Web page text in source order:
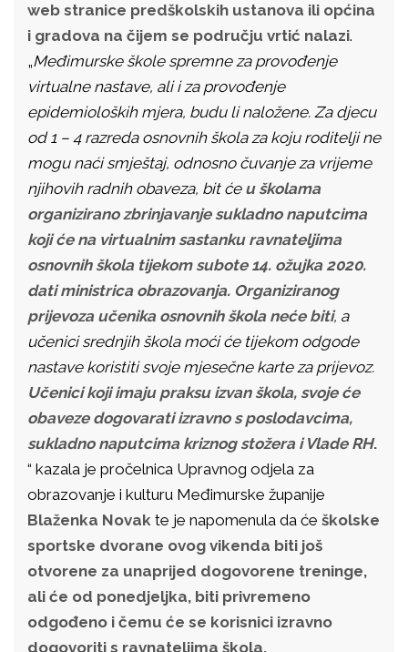
web stranice predškolskih ustanova ili općina
i gradova na čijem se području vrtić nalazi.
„Međimurske škole spremne za provođenje
virtualne nastave, ali i za provođenje
epidemioloških mjera, budu li naložene. Za djecu
od 1 – 4 razreda osnovnih škola za koju roditelji ne
mogu naći smještaj, odnosno čuvanje za vrijeme
njihovih radnih obaveza, bit će u školama
organizirano zbrinjavanje sukladno naputcima
koji će na virtualnim sastanku ravnateljima
osnovnih škola tijekom subote 14. ožujka 2020.
dati ministrica obrazovanja. Organiziranog
prijevoza učenika osnovnih škola neće biti, a
učenici srednjih škola moći će tijekom odgode
nastave koristiti svoje mjesečne karte za prijevoz.
Učenici koji imaju praksu izvan škola, svoje će
obaveze dogovarati izravno s poslodavcima,
sukladno naputcima kriznog stožera i Vlade RH.
“ kazala je pročelnica Upravnog odjela za
obrazovanje i kulturu Međimurske županije
Blaženka Novak te je napomenula da će školske
sportske dvorane ovog vikenda biti još
otvorene za unaprijed dogovorene treninge,
ali će od ponedjeljka, biti privremeno
odgođeno i čemu će se korisnici izravno
dogovoriti s ravnateljima škola.